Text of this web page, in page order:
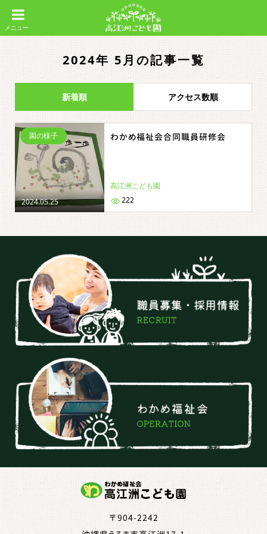
2024年 5月の記事一覧
新着順 アクセス数順
2024.05.25
園の様子 わかめ福祉会合同職員研修会
高江洲こども園
222
〒904-2242